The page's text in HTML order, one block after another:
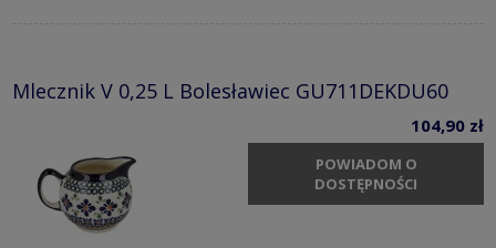
Mlecznik V 0,25 L Bolesławiec GU711DEKDU60
104,90 zł
POWIADOM O
DOSTĘPNOŚCI